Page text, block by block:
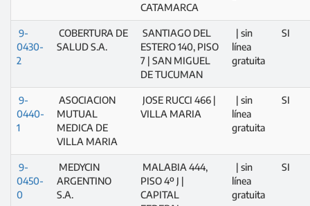
CATAMARCA
9-
0430-
2
COBERTURA DE
SALUD S.A.
SANTIAGO DEL
ESTERO 140, PISO
7 | SAN MIGUEL
DE TUCUMAN
| sin
línea
gratuita
SI
9-
0440-
1
ASOCIACION
MUTUAL
MEDICA DE
VILLA MARIA
JOSE RUCCI 466 |
VILLA MARIA
| sin
línea
gratuita
SI
9-
0450-
0
MEDYCIN
ARGENTINO
S.A.
MALABIA 444,
PISO 4º J |
CAPITAL
| sin
línea
gratuita
SI